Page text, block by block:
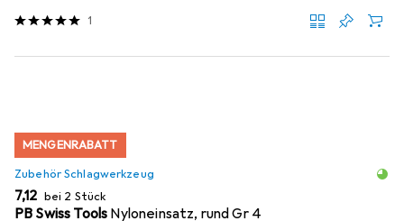
1
MENGENRABATT
Zubehör Schlagwerkzeug
EUR
7,12 bei 2 Stück
PB Swiss Tools Nyloneinsatz, rund Gr 4